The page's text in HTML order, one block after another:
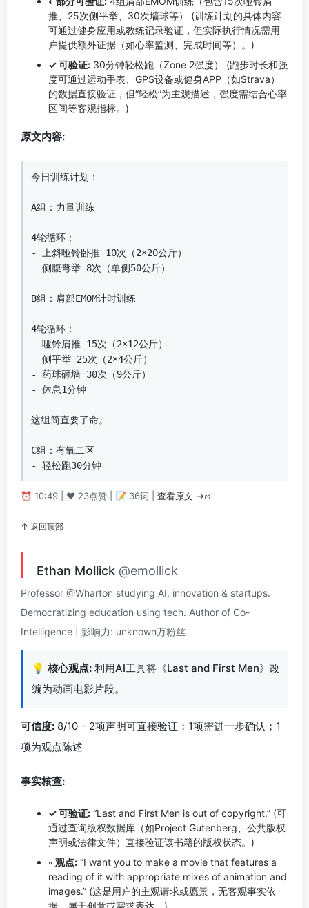
推、25次侧平举、30次墙球等） (训练计划的具体内容
可通过健身应用或教练记录验证，但实际执行情况需用
户提供额外证据（如心率监测、完成时间等）。)
✓ 可验证: 30分钟轻松跑（Zone 2强度） (跑步时长和强
度可通过运动手表、GPS设备或健身APP（如Strava）
的数据直接验证，但“轻松”为主观描述，强度需结合心率
区间等客观指标。)
原文内容:
今日训练计划：
A组：力量训练
4轮循环：
- 上斜哑铃卧推 10次（2×20公斤）
- 侧腹弯举 8次（单侧50公斤）
B组：肩部EMOM计时训练
4轮循环：
- 哑铃肩推 15次（2×12公斤）
- 侧平举 25次（2×4公斤）
- 药球砸墙 30次（9公斤）
- 休息1分钟
这组简直要了命。
C组：有氧二区
- 轻松跑30分钟
⏰ 10:49 | ❤️ 23点赞 | 📝 36词 | 查看原文 →
↑ 返回顶部
Ethan Mollick @emollick
Professor @Wharton studying AI, innovation & startups.
Democratizing education using tech. Author of Co-
Intelligence | 影响力: unknown万粉丝
💡 核心观点: 利用AI工具将《Last and First Men》改
编为动画电影片段。
可信度: 8/10 – 2项声明可直接验证；1项需进一步确认；1
项为观点陈述
事实核查:
✓ 可验证: “Last and First Men is out of copyright.” (可
通过查询版权数据库（如Project Gutenberg、公共版权
声明或法律文件）直接验证该书籍的版权状态。)
◦ 观点: “I want you to make a movie that features a
reading of it with appropriate mixes of animation and
images.” (这是用户的主观请求或愿景，无客观事实依
据，属于创意或需求表达。)